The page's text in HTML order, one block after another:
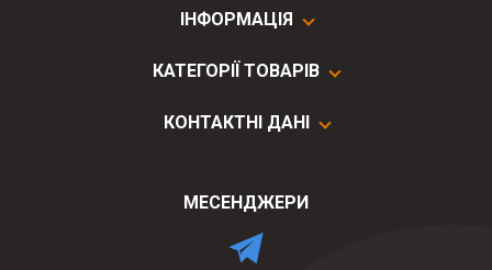
ІНФОРМАЦІЯ
КАТЕГОРІЇ ТОВАРІВ
КОНТАКТНІ ДАНІ
МЕСЕНДЖЕРИ